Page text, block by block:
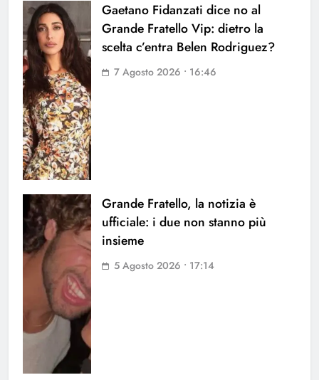
Gaetano Fidanzati dice no al
Grande Fratello Vip: dietro la
scelta c’entra Belen Rodriguez?
7 Agosto 2026 • 16:46
Grande Fratello, la notizia è
ufficiale: i due non stanno più
insieme
5 Agosto 2026 • 17:14